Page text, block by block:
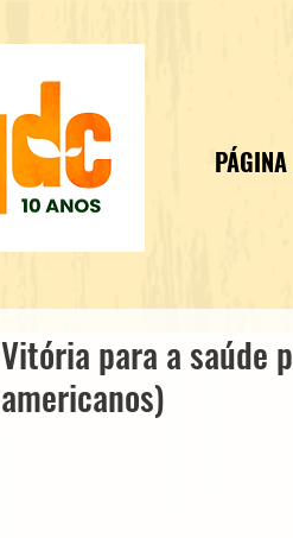
Vitória para a saúde
americanos)